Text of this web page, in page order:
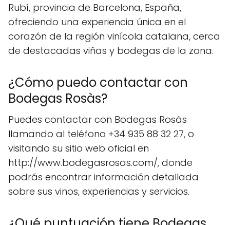
Rubí, provincia de Barcelona, España,
ofreciendo una experiencia única en el
corazón de la región vinícola catalana, cerca
de destacadas viñas y bodegas de la zona.
¿Cómo puedo contactar con
Bodegas Rosàs?
Puedes contactar con Bodegas Rosàs
llamando al teléfono +34 935 88 32 27, o
visitando su sitio web oficial en
http://www.bodegasrosas.com/, donde
podrás encontrar información detallada
sobre sus vinos, experiencias y servicios.